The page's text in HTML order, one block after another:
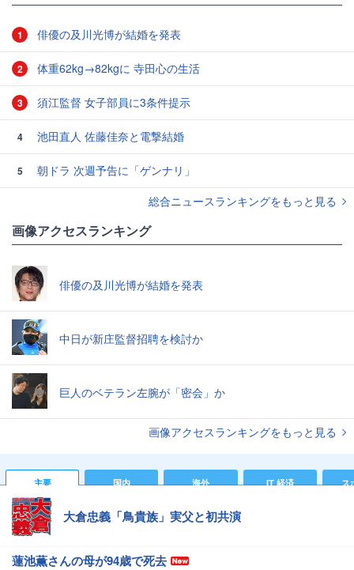
1 俳優の及川光博が結婚を発表
2 体重62kg→82kgに 寺田心の生活
3 須江監督 女子部員に3条件提示
4 池田直人 佐藤佳奈と電撃結婚
5
朝ドラ 次週予告に「ゲンナリ」
総合ニュースランキングをもっと見る
画像アクセスランキング
俳優の及川光博が結婚を発表
中日が新庄監督招聘を検討か
巨人のベテラン左腕が「密会」か
画像アクセスランキングをもっと見る
主要 国内 海外 IT 経済 ス
大倉忠義「鳥貴族」実父と初共演
蓮池薫さんの母が94歳で死去